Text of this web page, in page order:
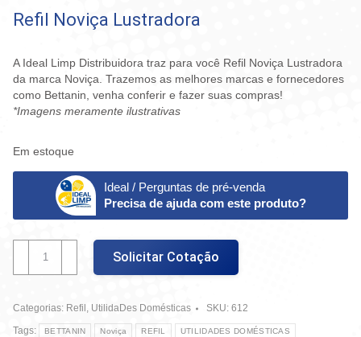
Refil Noviça Lustradora
A Ideal Limp Distribuidora traz para você Refil Noviça Lustradora
da marca Noviça. Trazemos as melhores marcas e fornecedores
como Bettanin, venha conferir e fazer suas compras!
*Imagens meramente ilustrativas
Em estoque
Ideal / Perguntas de pré-venda
Precisa de ajuda com este produto?
Noviça
Lustradora
Solicitar Cotação
Categorias: Refil , UtilidaDes Domésticas SKU: 612
Tags:
BETTANIN Noviça REFIL UTILIDADES DOMÉSTICAS